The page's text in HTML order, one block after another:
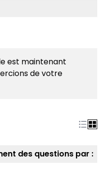
est maintenant
de votre
des questions par :